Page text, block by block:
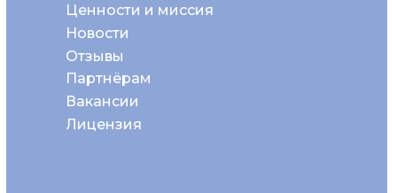
Ценности и миссия
Новости
Отзывы
Партнёрам
Вакансии
Лицензия